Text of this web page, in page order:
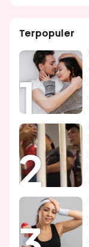
Terpopuler